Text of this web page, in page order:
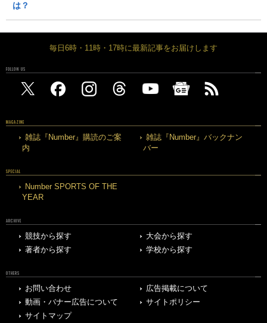
は？
毎日6時・11時・17時に最新記事をお届けします
FOLLOW US
MAGAZINE
雑誌『Number』購読のご案
内
雑誌『Number』バックナン
バー
SPECIAL
Number SPORTS OF THE
YEAR
ARCHIVE
競技から探す
大会から探す
著者から探す
学校から探す
OTHERS
お問い合わせ
広告掲載について
動画・バナー広告について
サイトポリシー
サイトマップ